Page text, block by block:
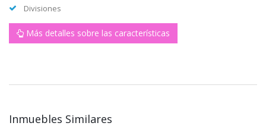
Divisiones
Más detalles sobre las características
Inmuebles Similares